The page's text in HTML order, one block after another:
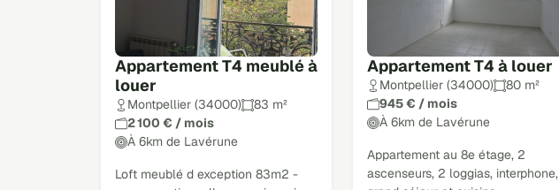
Appartement T4 meublé à
louer
Montpellier (34000)
83 m²
2 100 € / mois
À 6km de Lavérune
Loft meublé d exception 83m2 -
Appartement T4 à louer
Montpellier (34000)
80 m²
945 € / mois
À 6km de Lavérune
Appartement au 8e étage, 2
ascenseurs, 2 loggias, interphone,